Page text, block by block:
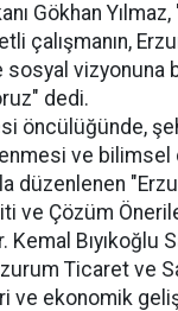
Gökhan Yılmaz,
çalışmanın,
sosyal vizyonuna
dedi.
öncülüğünde,
ve
düzenlenen
ve Çözüm
Kemal Bıyıkoğlu
Ticaret ve
ve ekonomik